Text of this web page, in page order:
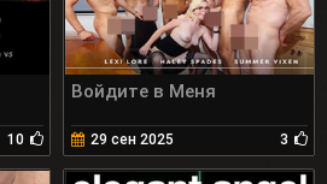
10
Войдите в Меня
29 сен 2025 3